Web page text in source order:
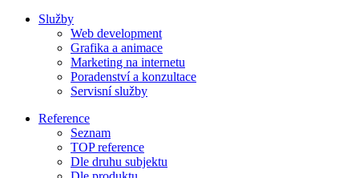
Služby
Web development
Grafika a animace
Marketing na internetu
Poradenství a konzultace
Servisní služby
Reference
Seznam
TOP reference
Dle druhu subjektu